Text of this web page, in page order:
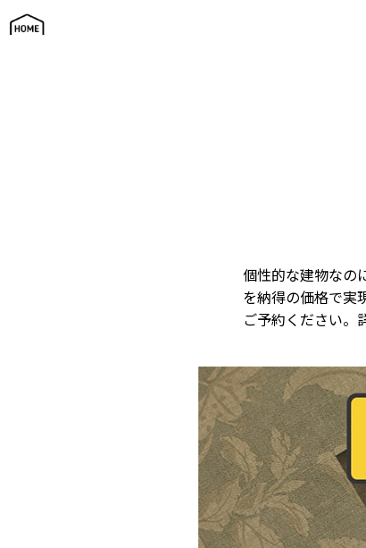
個性的な建物なの
を納得の価格で実
ご予約ください。